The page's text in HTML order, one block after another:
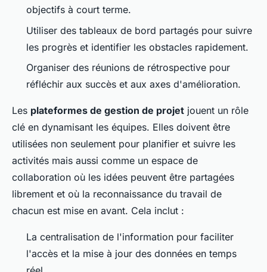
objectifs à court terme.
Utiliser des tableaux de bord partagés pour suivre
les progrès et identifier les obstacles rapidement.
Organiser des réunions de rétrospective pour
réfléchir aux succès et aux axes d'amélioration.
Les plateformes de gestion de projet jouent un rôle
clé en dynamisant les équipes. Elles doivent être
utilisées non seulement pour planifier et suivre les
activités mais aussi comme un espace de
collaboration où les idées peuvent être partagées
librement et où la reconnaissance du travail de
chacun est mise en avant. Cela inclut :
La centralisation de l'information pour faciliter
l'accès et la mise à jour des données en temps